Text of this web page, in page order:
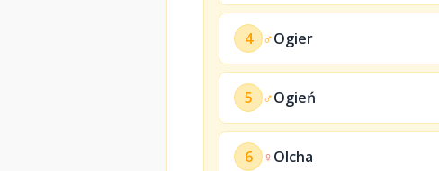
4 ♂Ogier
5 ♂Ogień
6 ♀Olcha